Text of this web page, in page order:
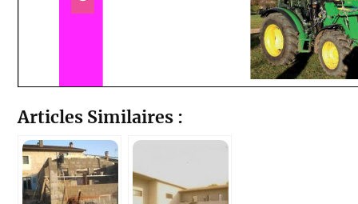
Articles Similaires :